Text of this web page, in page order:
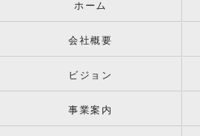
ホーム
会社概要
ビジョン
事業案内